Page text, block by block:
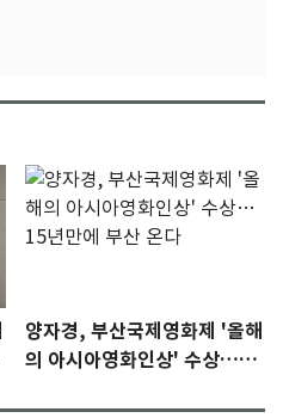
양자경, 부산국제영화제 '올해
의 아시아영화인상' 수상…15